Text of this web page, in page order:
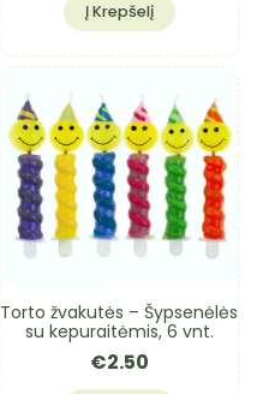
Į Krepšelį
Torto žvakutės – Šypsenėlės
su kepuraitėmis, 6 vnt.
€2.50